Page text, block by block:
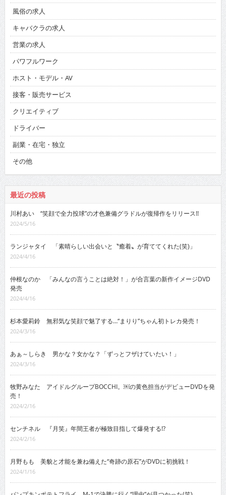
風俗の求人
キャバクラの求人
営業の求人
パワフルワーク
ホスト・モデル・AV
接客・販売サービス
クリエイティブ
ドライバー
副業・在宅・独立
その他
最近の投稿
川村あい “笑顔で全力投球”の才色兼備グラドルが復帰作をリリース!!
2024/5/16
ランジャタイ 「素晴らしい出会いと〝癒着〟が育ててくれた(笑)」
2024/4/16
仲根なのか 「みんなの言うことは絶対！」が合言葉の新作イメージDVD
発売
2024/4/16
杉本愛莉鈴 無邪気な笑顔で魅了する…“まりり”ちゃん初トレカ発売！
2024/3/16
あぁ～しらき 男かな？女かな？「ずっとフザけていたい！」
2024/3/16
牧野みなた アイドルグループBOCCHI。￼の黄色担当がデビューDVDを発
売！
2024/2/16
センチネル 『月笑』年間王者が極致目指して爆発する!?
2024/2/16
月野もも 美貌と才能を兼ね備えた“奇跡の原石”がDVDに初挑戦！
2024/1/16